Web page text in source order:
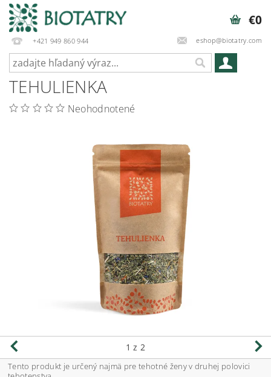
+421 949 860 944 eshop@biotatry.com
€0
TEHULIENKA
Neohodnotené
1 z 2
Tento produkt je určený najmä pre tehotné ženy v druhej polovici